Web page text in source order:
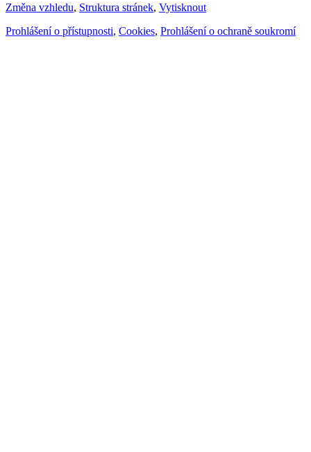
Změna vzhledu, Struktura stránek, Vytisknout
Prohlášení o přístupnosti, Cookies, Prohlášení o ochraně soukromí